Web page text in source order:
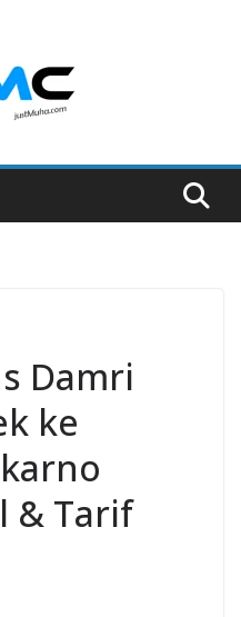
Damri
ke
& Tarif